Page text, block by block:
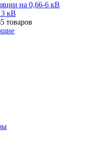
на 0,66-6 кВ
кВ
товаров